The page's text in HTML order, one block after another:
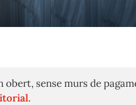
sense murs de